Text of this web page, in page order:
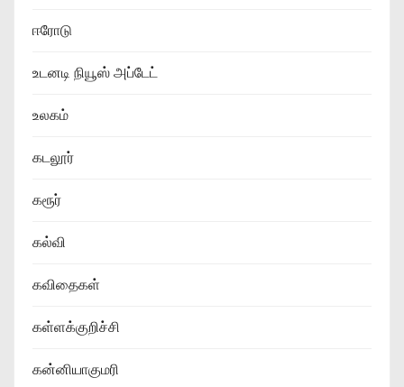
ஈரோடு
உடனடி நியூஸ் அப்டேட்
உலகம்
கடலூர்
கரூர்
கல்வி
கவிதைகள்
கள்ளக்குறிச்சி
கன்னியாகுமரி